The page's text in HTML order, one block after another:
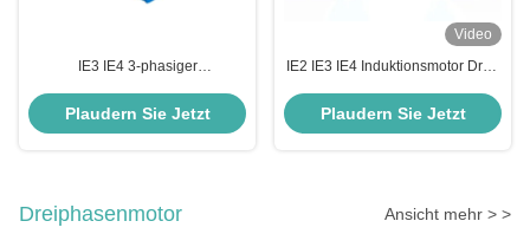
IE3 IE4 3-phasiger
60Hz
Hochgeschwindigkeitsasynchroner
Plaudern Sie Jetzt
Video
IE2 IE3 IE4 Induktionsmotor Drei-
Premium Effizienzmotoren
Plaudern Sie Jetzt
Dreiphasenmotor Ansicht mehr > >